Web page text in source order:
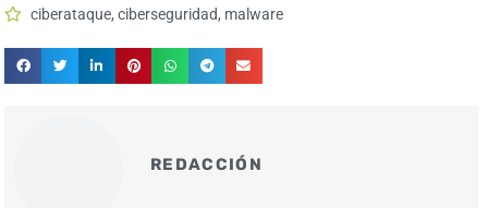
ciberataque,ciberseguridad, malware
REDACCIÓN